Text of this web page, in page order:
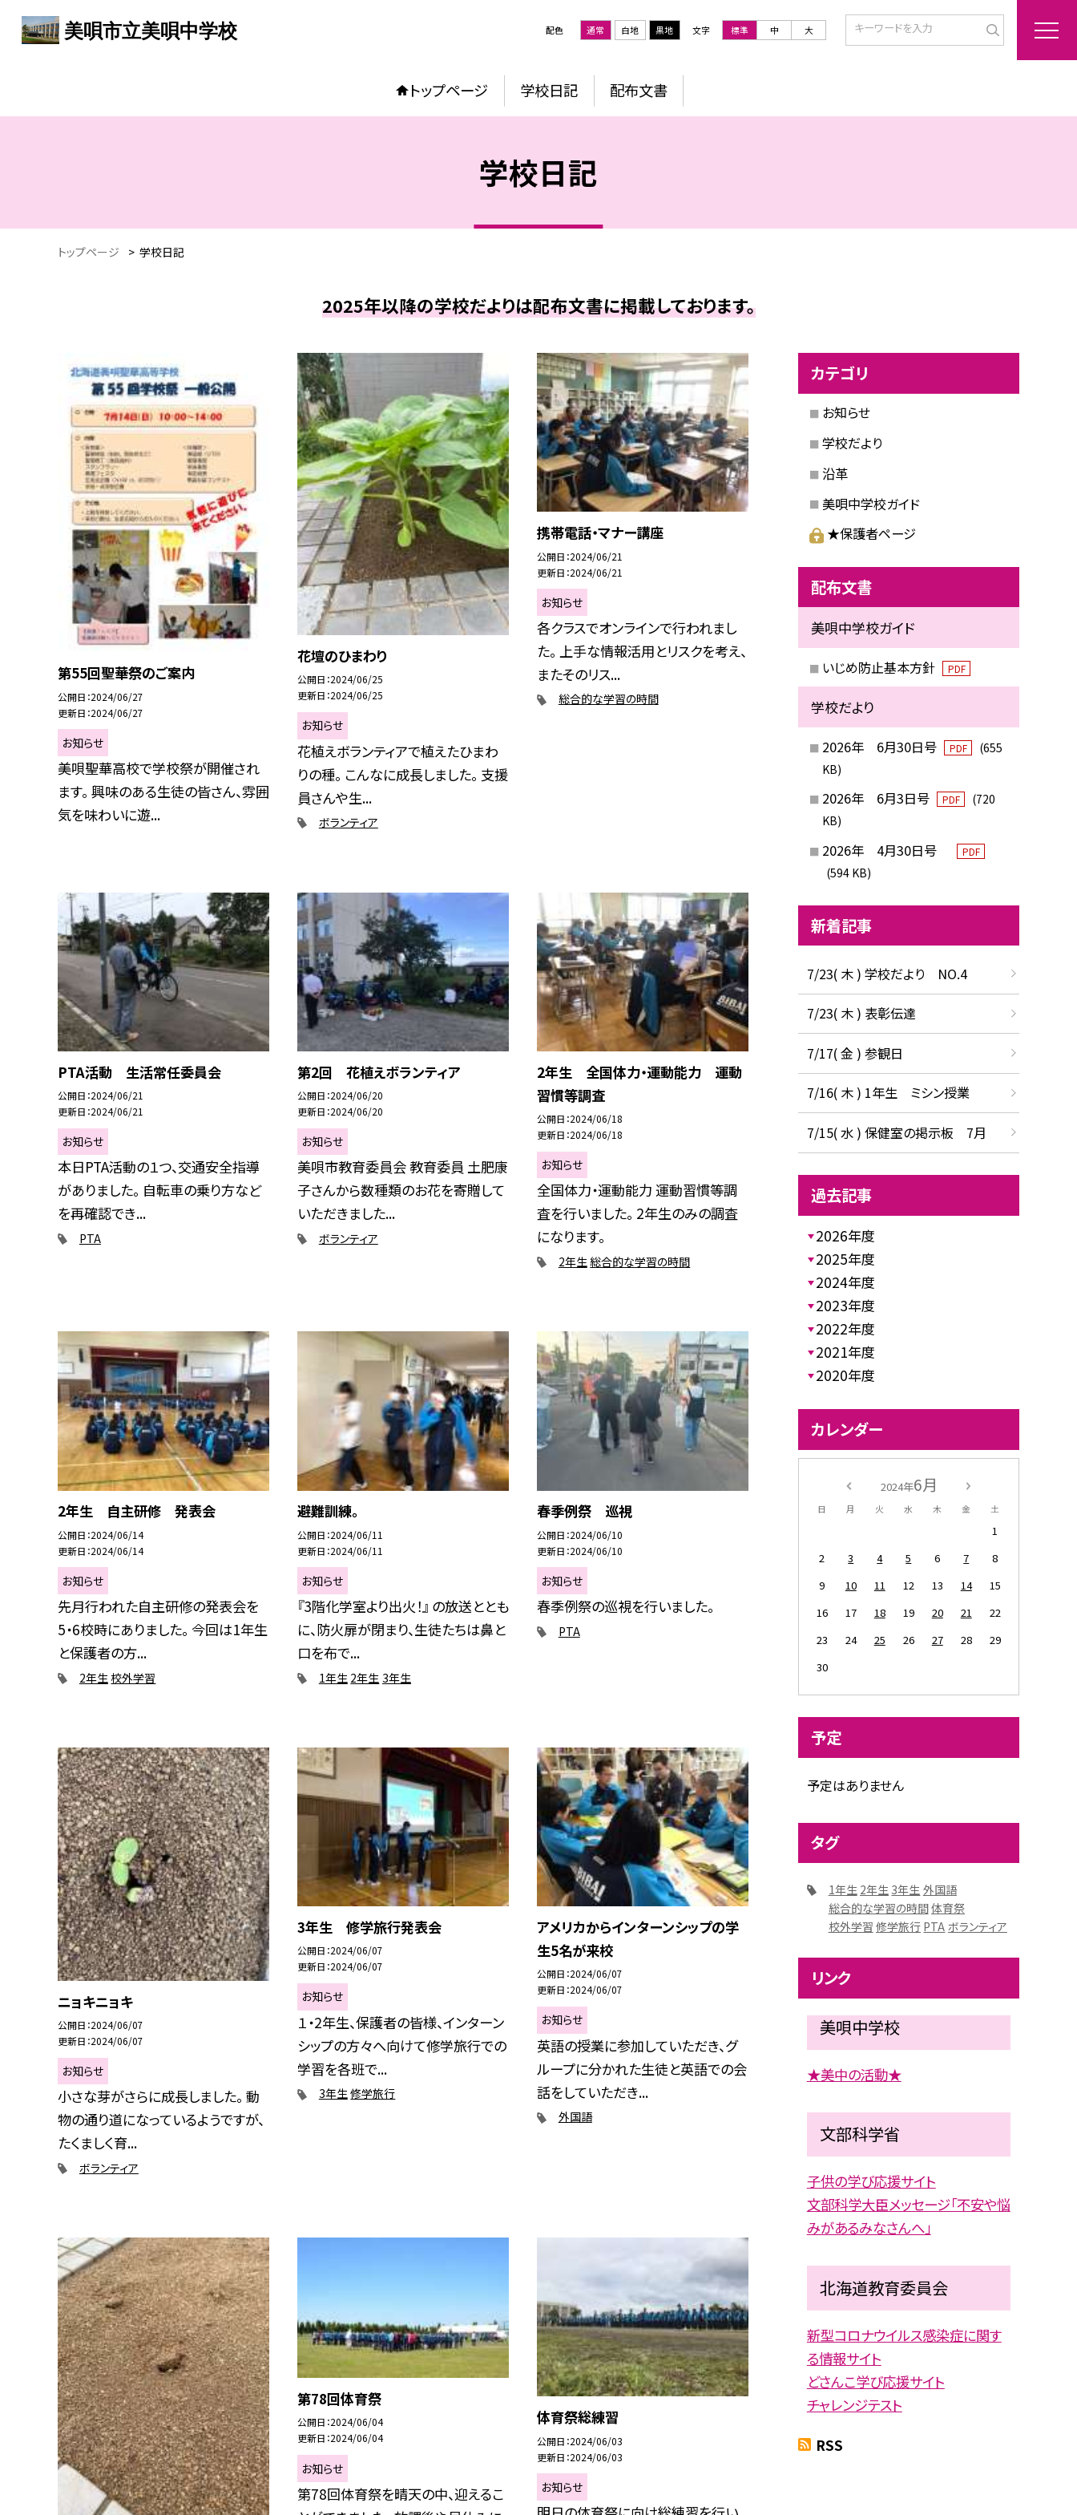
美唄市立美唄中学校 配色 通常 白地 黒地 文字 標準 中 大
トップページ 学校日記 配布文書
学校日記
トップページ > 学校日記
2025年以降の学校だよりは配布文書に掲載しております。
第55回聖華祭のご案内
公開日 2024/06/27
更新日 2024/06/27
お知らせ
美唄聖華高校で学校祭が開催され
ます。 興味のある生徒の皆さん、雰囲
気を味わいに遊...
花壇のひまわり
公開日 2024/06/25
更新日 2024/06/25
お知らせ
花植えボランティアで植えたひまわ
りの種。 こんなに成長しました。 支援
員さんや生...
ボランティア
携帯電話・マナー講座
公開日 2024/06/21
更新日 2024/06/21
お知らせ
各クラスでオンラインで行われまし
た。 上手な情報活用とリスクを考え、
またそのリス...
総合的な学習の時間
PTA活動 生活常任委員会
公開日 2024/06/21
更新日 2024/06/21
お知らせ
本日PTA活動の１つ、交通安全指導
がありました。 自転車の乗り方など
を再確認でき...
PTA
第2回 花植えボランティア
公開日 2024/06/20
更新日 2024/06/20
お知らせ
美唄市教育委員会 教育委員 土肥康
子さんから数種類のお花を寄贈して
いただきました...
ボランティア
2年生 全国体力・運動能力 運動
習慣等調査
公開日 2024/06/18
更新日 2024/06/18
お知らせ
全国体力・運動能力 運動習慣等調
査を行いました。 2年生のみの調査
になります。
2年生 総合的な学習の時間
2年生 自主研修 発表会
公開日 2024/06/14
更新日 2024/06/14
お知らせ
先月行われた自主研修の発表会を
5・6校時にありました。 今回は1年生
と保護者の方...
2年生 校外学習
避難訓練。
公開日 2024/06/11
更新日 2024/06/11
お知らせ
『3階化学室より出火！』 の放送ととも
に、防火扉が閉まり、生徒たちは鼻と
口を布で...
1年生 2年生 3年生
春季例祭 巡視
公開日 2024/06/10
更新日 2024/06/10
お知らせ
春季例祭の巡視を行いました。
PTA
ニョキニョキ
公開日 2024/06/07
更新日 2024/06/07
お知らせ
小さな芽がさらに成長しました。 動
物の通り道になっているようですが、
たくましく育...
ボランティア
3年生 修学旅行発表会
公開日 2024/06/07
更新日 2024/06/07
お知らせ
１・2年生、保護者の皆様、インターン
シップの方々へ向けて修学旅行での
学習を各班で...
3年生修学旅行
アメリカからインターンシップの学
生5名が来校
公開日 2024/06/07
更新日 2024/06/07
お知らせ
英語の授業に参加していただき、グ
ループに分かれた生徒と英語での会
話をしていただき...
外国語
第78回体育祭
公開日 2024/06/04
更新日 2024/06/04
お知らせ
第78回体育祭を晴天の中、迎えるこ
体育祭総練習
公開日 2024/06/03
更新日 2024/06/03
お知らせ
カテゴリ
お知らせ
学校だより
沿革
美唄中学校ガイド
★保護者ページ
配布文書
美唄中学校ガイド
いじめ防止基本方針 PDF
学校だより
2026年 6月30日号 PDF
(655
KB)
2026年 6月3日号 PDF
(720
KB)
2026年 4月30日号 PDF
(594 KB)
新着記事
7/23( 木 ) 学校だより NO.4
7/23( 木 ) 表彰伝達
7/17( 金 ) 参観日
7/16( 木 ) 1年生 ミシン授業
7/15( 水 ) 保健室の掲示板 7月
過去記事
2026年度
2025年度
2024年度
2023年度
2022年度
2021年度
2020年度
カレンダー
2024年6月
日 月 火 水 木 金 土
1
2
3 4 5 6 7
8
9
10 11 12 13 14
15
16
17 18 19 20 21
22
23
24 25 26 27 28
29
30
予定
予定はありません
タグ
1年生 2年生 3年生 外国語
総合的な学習の時間体育祭
校外学習 修学旅行 PTA ボランティア
リンク
美唄中学校
★美中の活動★
文部科学省
子供の学び応援サイト
文部科学大臣メッセージ「不安や悩
みがあるみなさんへ」
北海道教育委員会
新型コロナウイルス感染症に関す
る情報サイト
どさんこ学び応援サイト
チャレンジテスト
RSS